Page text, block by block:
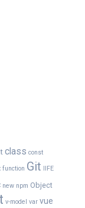
class const
function Git IIFE
new npm Object
v-model var vue